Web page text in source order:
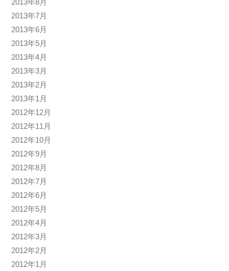
2013年8月
2013年7月
2013年6月
2013年5月
2013年4月
2013年3月
2013年2月
2013年1月
2012年12月
2012年11月
2012年10月
2012年9月
2012年8月
2012年7月
2012年6月
2012年5月
2012年4月
2012年3月
2012年2月
2012年1月